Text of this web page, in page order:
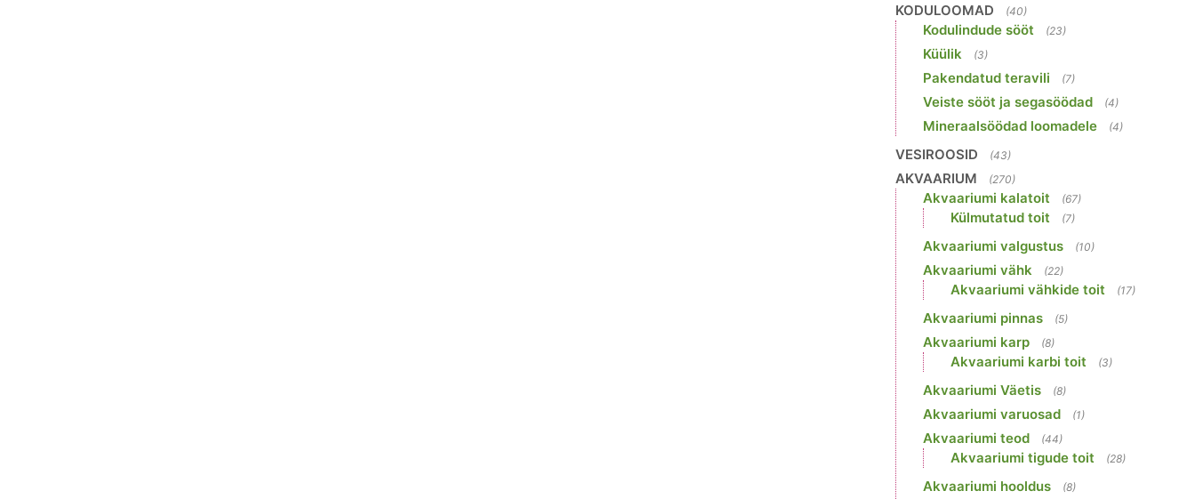
KODULOOMAD (40)
Kodulindude sööt (23)
Küülik (3)
Pakendatud teravili (7)
Veiste sööt ja segasöödad (4)
Mineraalsöödad loomadele (4)
VESIROOSID (43)
AKVAARIUM (270)
Akvaariumi kalatoit (67)
Külmutatud toit (7)
Akvaariumi valgustus (10)
Akvaariumi vähk (22)
Akvaariumi vähkide toit (17)
Akvaariumi pinnas (5)
Akvaariumi karp (8)
Akvaariumi karbi toit (3)
Akvaariumi Väetis (8)
Akvaariumi varuosad (1)
Akvaariumi teod (44)
Akvaariumi tigude toit (28)
Akvaariumi hooldus (8)